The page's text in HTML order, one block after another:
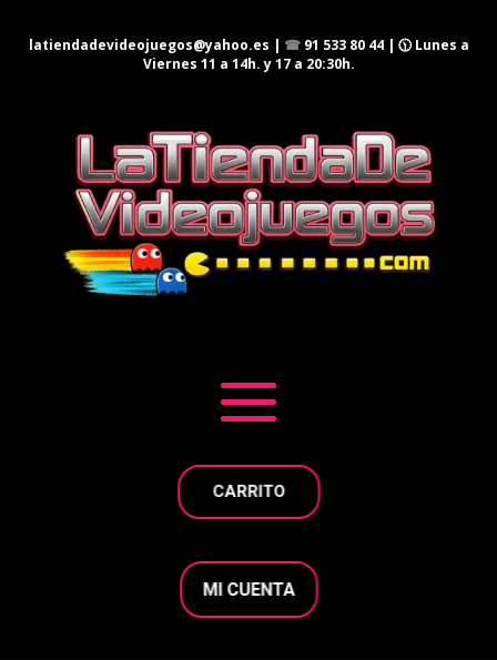
latiendadevideojuegos@yahoo.es | ☎ 91 533 80 44| 🕦 Lunes a
Viernes 11 a 14h. y 17 a 20:30h.
CARRITO
MI CUENTA